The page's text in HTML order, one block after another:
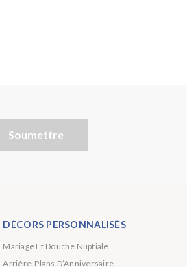
Soumettre
DÉCORS PERSONNALISÉS
Mariage Et Douche Nuptiale
Arrière-Plans D’Anniversaire